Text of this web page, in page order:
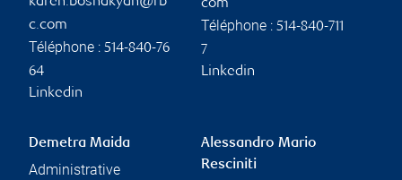
c.com
Téléphone : 514-840-76
64
Linkedin
com
Téléphone : 514-840-711
7
Linkedin
Demetra Maida
Administrative
Alessandro Mario
Resciniti